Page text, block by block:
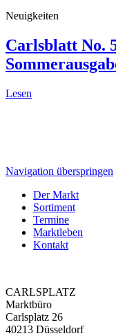
Neuigkeiten
Carlsblatt No.
Lesen
Navigation überspringen
Der Markt
Sortiment
Termine
Marktleben
Kontakt
CARLSPLATZ
Marktbüro
Carlsplatz 26
40213 Düsseldorf